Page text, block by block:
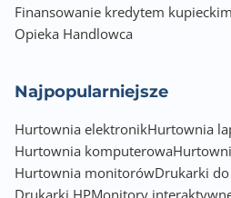
Finansowanie kredytem kupieckim
Opieka Handlowca
Najpopularniejsze
Hurtownia elektronikHurtownia
Hurtownia komputerowa
Hurtownia monitorówDrukarki
Drukarki HPMonitory